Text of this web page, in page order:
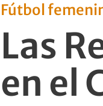
Fútbol
Las
en el